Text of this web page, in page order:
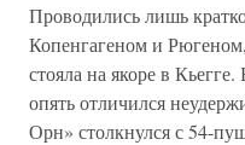
Проводились лишь
Копенгагеном и
стояла на якоре в
опять отличился
Орн» столкнулся с 54-